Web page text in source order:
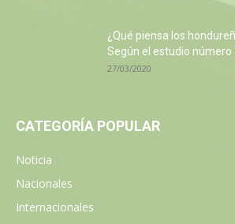
¿Qué piensa los
Según el estudio número
27/03/2020
CATEGORÍA POPULAR
Noticia
Nacionales
Internacionales